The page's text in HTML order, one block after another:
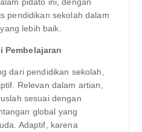
pendidikan sekolah dalam
lebih baik.
Pembelajaran
dari pendidikan sekolah,
Relevan dalam artian,
sesuai dengan
global yang
Adaptif, karena